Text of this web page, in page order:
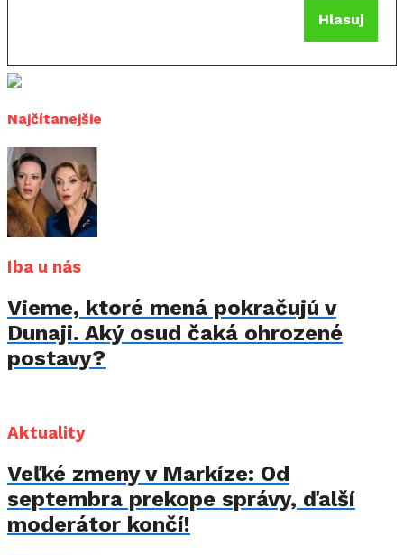
Hlasuj
Najčítanejšie
Iba u nás
Vieme, ktoré mená pokračujú v
Dunaji. Aký osud čaká ohrozené
postavy?
Aktuality
Veľké zmeny v Markíze: Od
septembra prekope správy, ďalší
moderátor končí!